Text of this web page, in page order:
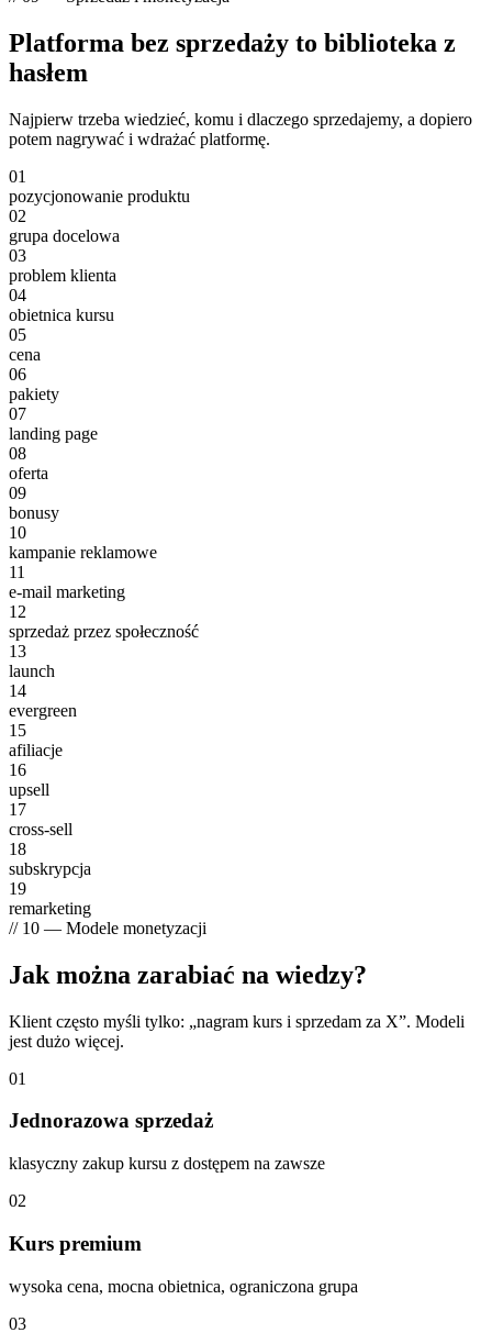
Platforma bez sprzedaży to biblioteka z
hasłem
Najpierw trzeba wiedzieć, komu i dlaczego sprzedajemy, a dopiero
potem nagrywać i wdrażać platformę.
01
pozycjonowanie produktu
02
grupa docelowa
03
problem klienta
04
obietnica kursu
05
cena
06
pakiety
07
landing page
08
oferta
09
bonusy
10
kampanie reklamowe
11
e-mail marketing
12
sprzedaż przez społeczność
13
launch
14
evergreen
15
afiliacje
16
upsell
17
cross-sell
18
subskrypcja
19
remarketing
// 10 — Modele monetyzacji
Jak można zarabiać na wiedzy?
Klient często myśli tylko: „nagram kurs i sprzedam za X”. Modeli
jest dużo więcej.
01
Jednorazowa sprzedaż
klasyczny zakup kursu z dostępem na zawsze
02
Kurs premium
wysoka cena, mocna obietnica, ograniczona grupa
03